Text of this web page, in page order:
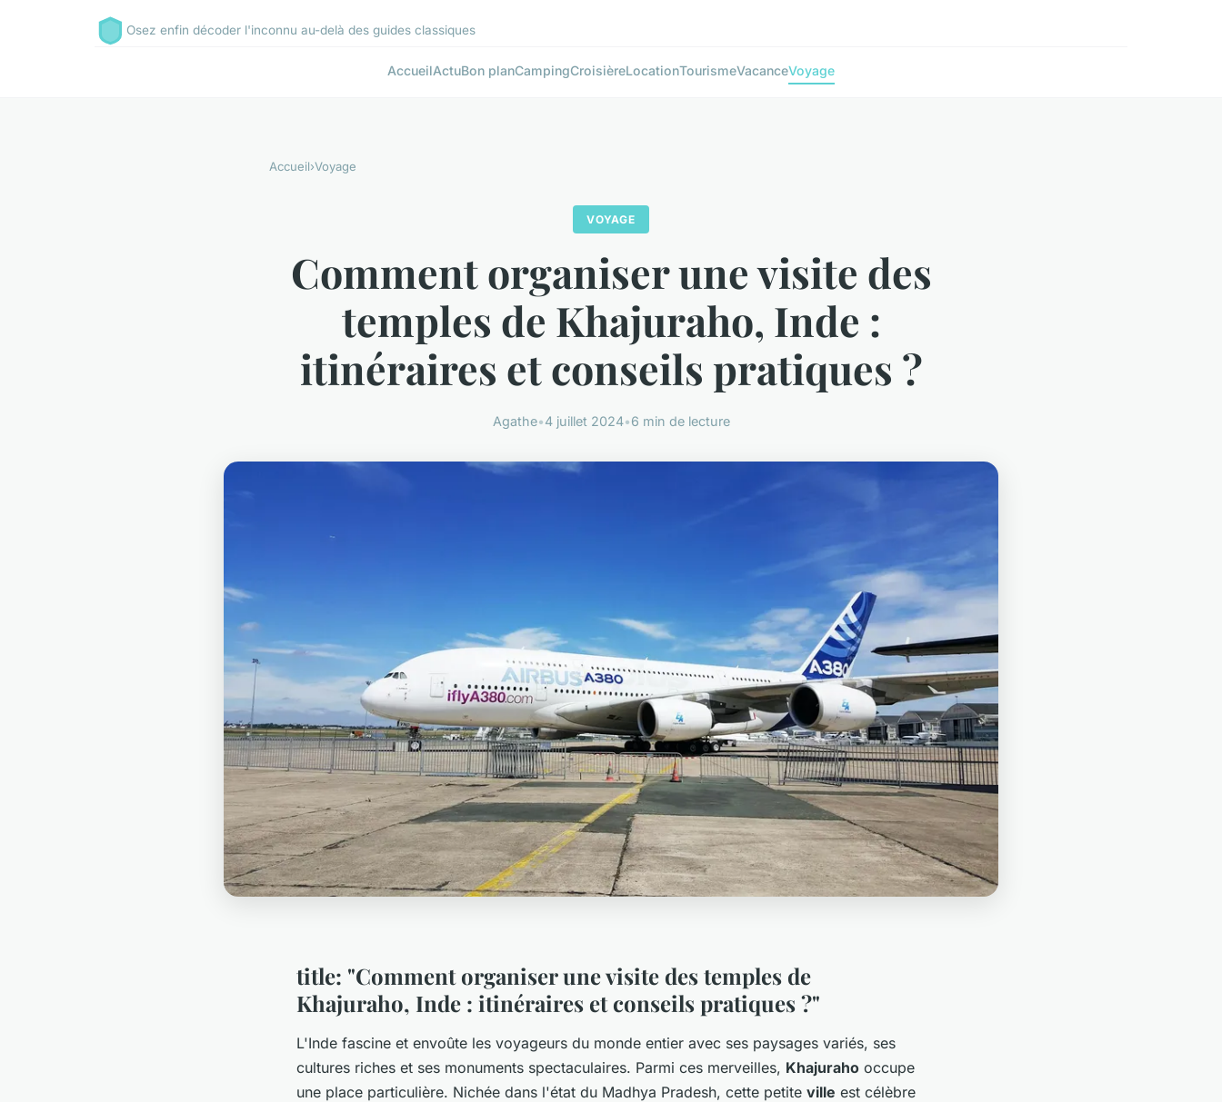
Osez enfin décoder l'inconnu au-delà des guides classiques
AccueilActuBon planCampingCroisièreLocationTourismeVacanceVoyage
Accueil›Voyage
VOYAGE
Comment organiser une visite des
temples de Khajuraho, Inde :
itinéraires et conseils pratiques ?
Agathe•4 juillet 2024•6 min de lecture
title: "Comment organiser une visite des temples de
Khajuraho, Inde : itinéraires et conseils pratiques ?"
L'Inde fascine et envoûte les voyageurs du monde entier avec ses paysages variés, ses
cultures riches et ses monuments spectaculaires. Parmi ces merveilles, Khajuraho occupe
une place particulière. Nichée dans l'état du Madhya Pradesh, cette petite ville est célèbre